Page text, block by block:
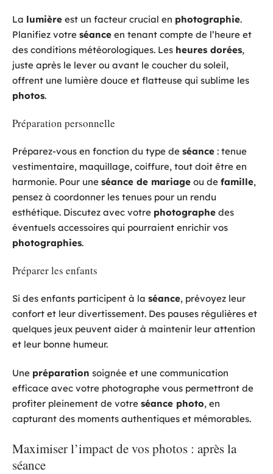
La lumière est un facteur crucial en photographie.
Planifiez votre séance en tenant compte de l’heure et
des conditions météorologiques. Les heures dorées,
juste après le lever ou avant le coucher du soleil,
offrent une lumière douce et flatteuse qui sublime les
photos.
Préparation personnelle
Préparez-vous en fonction du type de séance : tenue
vestimentaire, maquillage, coiffure, tout doit être en
harmonie. Pour une séance de mariage ou de famille,
pensez à coordonner les tenues pour un rendu
esthétique. Discutez avec votre photographe des
éventuels accessoires qui pourraient enrichir vos
photographies.
Préparer les enfants
Si des enfants participent à la séance, prévoyez leur
confort et leur divertissement. Des pauses régulières et
quelques jeux peuvent aider à maintenir leur attention
et leur bonne humeur.
Une préparation soignée et une communication
efficace avec votre photographe vous permettront de
profiter pleinement de votre séance photo, en
capturant des moments authentiques et mémorables.
Maximiser l’impact de vos photos : après la
séance